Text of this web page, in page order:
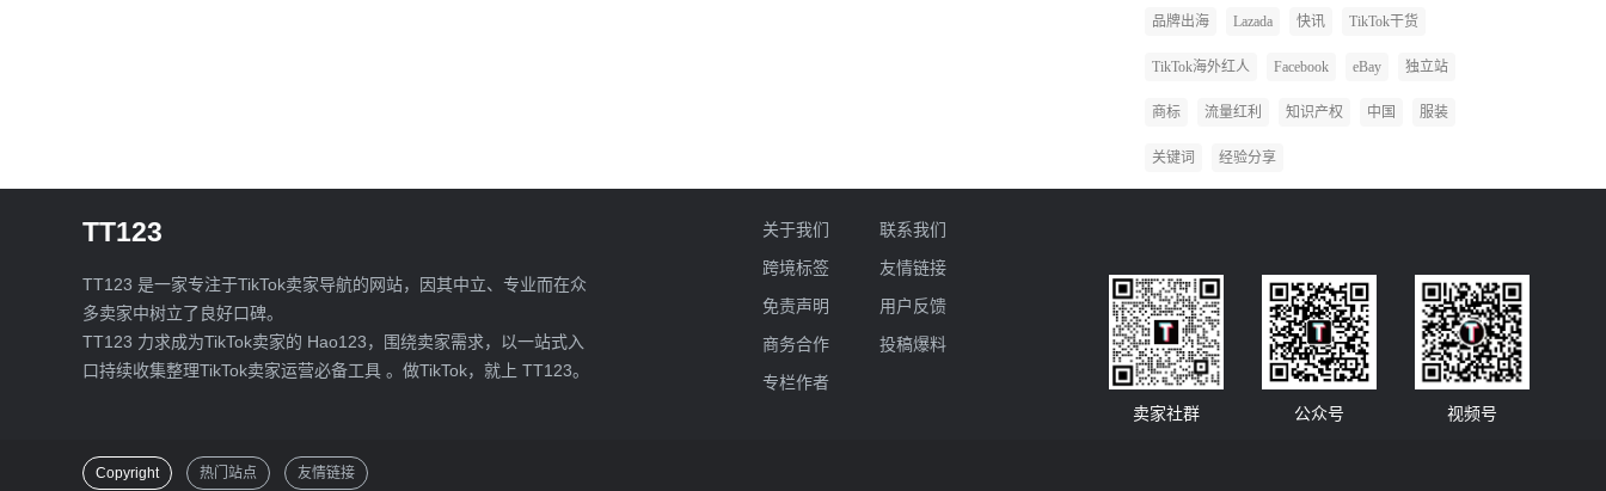
品牌出海 Lazada 快讯 TikTok干货
TikTok海外红人 Facebook eBay 独立站
商标 流量红利 知识产权 中国 服装
关键词 经验分享
TT123
TT123 是一家专注于TikTok卖家导航的网站，因其中立、专业而在众
多卖家中树立了良好口碑。
TT123 力求成为TikTok卖家的 Hao123，围绕卖家需求，以一站式入
口持续收集整理TikTok卖家运营必备工具 。做TikTok，就上 TT123。
关于我们
联系我们
跨境标签
友情链接
免责声明
用户反馈
商务合作
投稿爆料
专栏作者
卖家社群
公众号 视频号
Copyright 热门站点 友情链接